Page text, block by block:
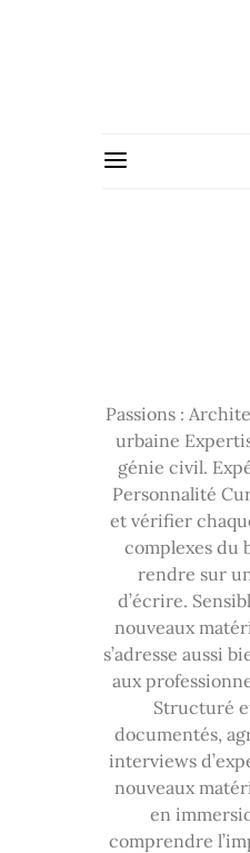
Passions :
urbaine
génie civil.
Personnalité
et vérifier
complexes du
rendre sur
d’écrire.
nouveaux
s’adresse aussi
aux
Structuré
documentés,
interviews
nouveaux
en
comprendre